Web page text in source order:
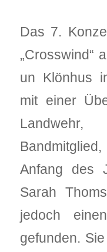
Das 7.
„Crosswind“
un Klönhus
mit einer
Anfang des
Sarah
jedoch
gefunden.